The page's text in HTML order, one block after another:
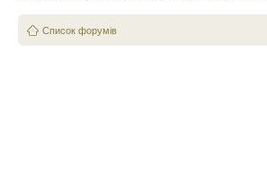
Список форумів